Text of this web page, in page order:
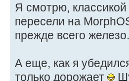
Я смотрю, классикой
пересели на
прежде всего железо.
А еще, как я
только дорожает